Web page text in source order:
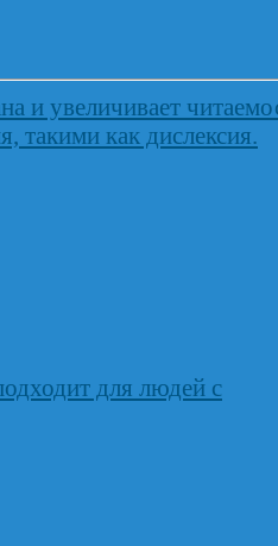
и увеличивает
такими как дислексия.
для людей с